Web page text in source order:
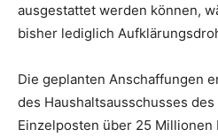
ausgestattet werden können,
bisher lediglich
Die geplanten Anschaffungen
des Haushaltsausschusses
Einzelposten über 25 Millionen